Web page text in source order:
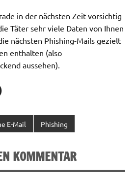
in der nächsten Zeit vorsichtig
Täter sehr viele Daten von Ihnen
nächsten Phishing-Mails gezielt
enthalten (also
aussehen).
E-Mail Phishing
KOMMENTAR